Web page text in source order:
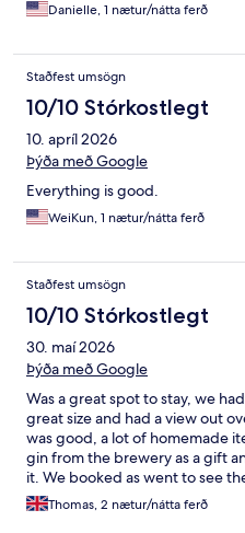
Danielle, 1 nætur/nátta ferð
Staðfest umsögn
10/10 Stórkostlegt
10. apríl 2026
Þýða með Google
Everything is good.
WeiKun, 1 nætur/nátta ferð
Staðfest umsögn
10/10 Stórkostlegt
30. maí 2026
Þýða með Google
Was a great spot to stay, we
great size and had a view out
was good, a lot of homemade
gin from the brewery as a gift
it. We booked as went to see
are early morning or evening
deal else to do in the area
Thomas, 2 nætur/nátta ferð